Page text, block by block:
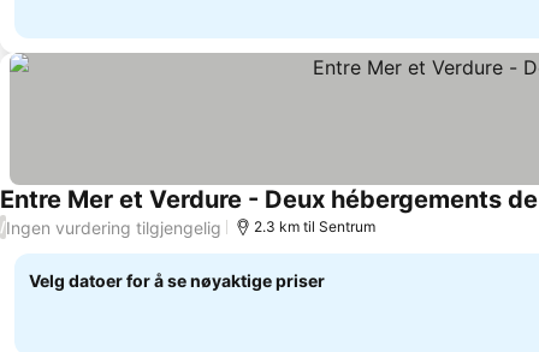
Entre Mer et Verdure - Deux hébergements
/Ingen vurdering tilgjengelig 2.3 km til Sentrum
Velg datoer for å se nøyaktige priser